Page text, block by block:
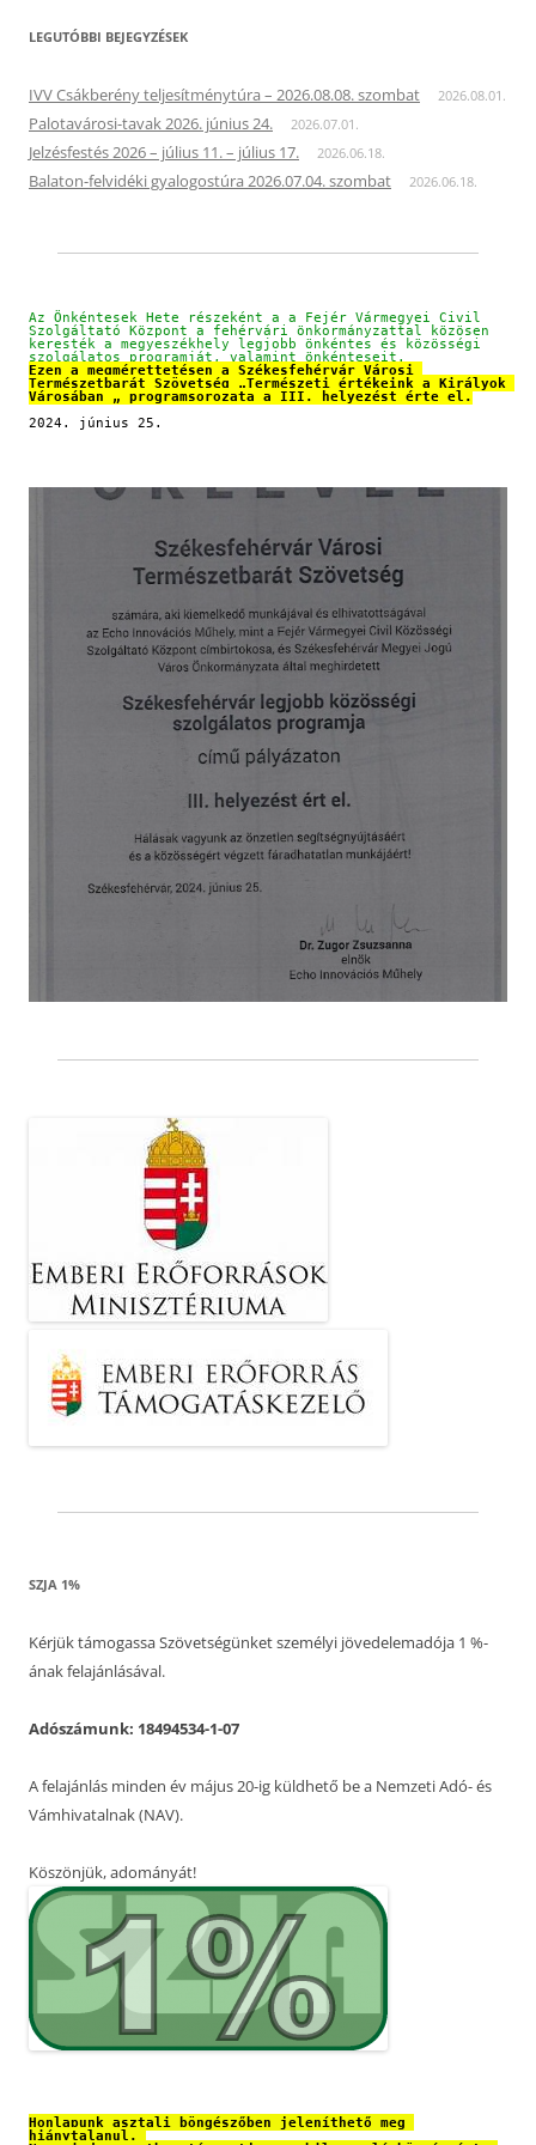
LEGUTÓBBI BEJEGYZÉSEK
IVV Csákberény teljesítménytúra – 2026.08.08. szombat 2026.08.01.
Palotavárosi-tavak 2026. június 24. 2026.07.01.
Jelzésfestés 2026 – július 11. – július 17. 2026.06.18.
Balaton-felvidéki gyalogostúra 2026.07.04. szombat 2026.06.18.
Az Önkéntesek Hete részeként a a Fejér Vármegyei Civil
Szolgáltató Központ a fehérvári önkormányzattal közösen
keresték a megyeszékhely legjobb önkéntes és közösségi
szolgálatos programját, valamint önkénteseit.
Ezen a megmérettetésen a Székesfehérvár Városi
Természetbarát Szövetség „Természeti értékeink a Királyok
Városában „ programsorozata a III. helyezést érte el.
2024. június 25.
SZJA 1%
Kérjük támogassa Szövetségünket személyi jövedelemadója 1 %-
ának felajánlásával.
Adószámunk: 18494534-1-07
A felajánlás minden év május 20-ig küldhető be a Nemzeti Adó- és
Vámhivatalnak (NAV).
Köszönjük, adományát!
Honlapunk asztali böngészőben jeleníthető meg
hiánytalanul.